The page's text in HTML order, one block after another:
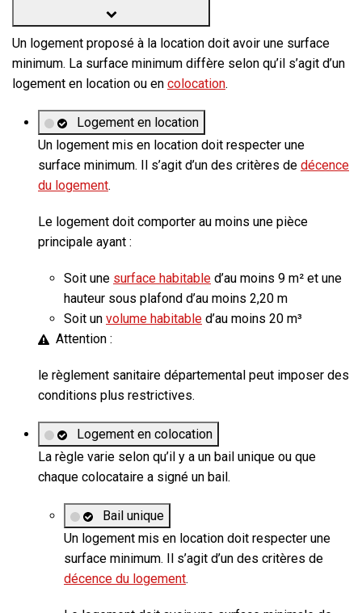
Un logement proposé à la location doit avoir une surface
minimum. La surface minimum diffère selon qu’il s’agit d’un
logement en location ou en colocation.
Logement en location
Un logement mis en location doit respecter une
surface minimum. Il s’agit d’un des critères de décence
du logement.
Le logement doit comporter au moins une pièce
principale ayant :
Soit une surface habitable d’au moins 9 m² et une
hauteur sous plafond d’au moins 2,20 m
Soit un volume habitable d’au moins 20 m³
Attention :
le règlement sanitaire départemental peut imposer des
conditions plus restrictives.
Logement en colocation
La règle varie selon qu’il y a un bail unique ou que
chaque colocataire a signé un bail.
Bail unique
Un logement mis en location doit respecter une
surface minimum. Il s’agit d’un des critères de
décence du logement.